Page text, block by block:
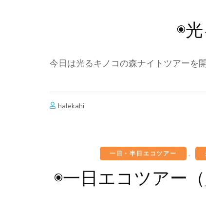
◉
今日は光るキノコの森ナイトツアーを
halekahi
一日・半日エコツアー 、
◉一日エコツアー